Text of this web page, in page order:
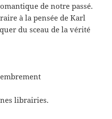
de notre passé.
à la pensée de Karl
du sceau de la vérité
librairies.